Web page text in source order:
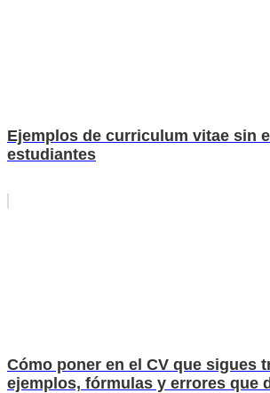
Ejemplos de curriculum vitae sin
estudiantes
Cómo poner en el CV que sigues
ejemplos, fórmulas y errores que